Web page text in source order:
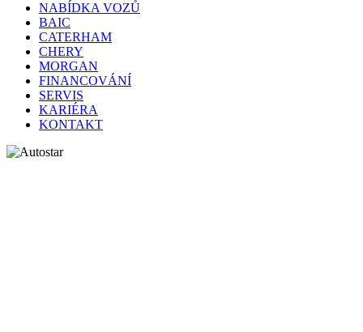
NABÍDKA VOZŮ
BAIC
CATERHAM
CHERY
MORGAN
FINANCOVÁNÍ
SERVIS
KARIÉRA
KONTAKT